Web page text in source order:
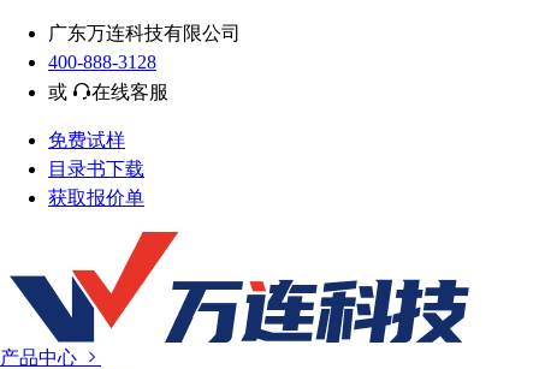
广东万连科技有限公司
400-888-3128
或
在线客服
免费试样
目录书下载
获取报价单
产品中心